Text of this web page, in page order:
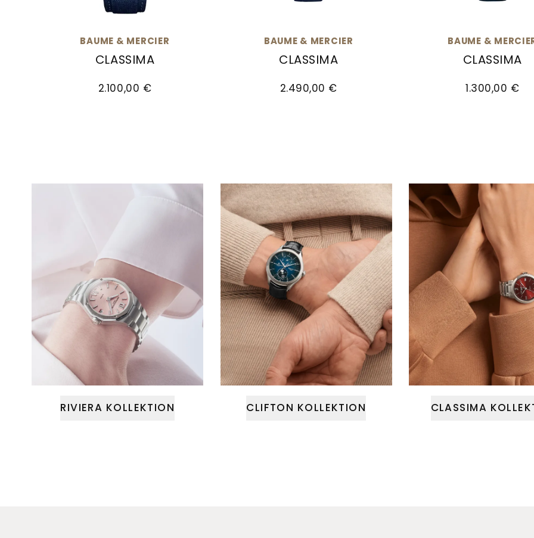
BAUME & MERCIER
CLASSIMA
2.100,00 €
BAUME & MERCIER
CLASSIMA
2.490,00 €
BAUME &
CLASSIMA
1.300,00 €
RIVIERA KOLLEKTION CLIFTON KOLLEKTION CLASSIMA